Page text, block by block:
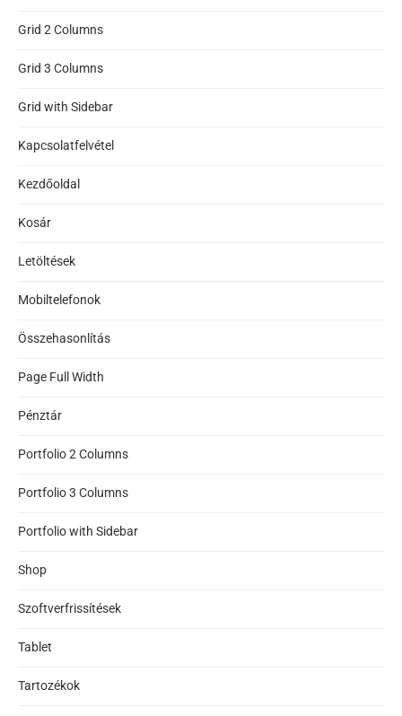
Grid 2 Columns
Grid 3 Columns
Grid with Sidebar
Kapcsolatfelvétel
Kezdőoldal
Kosár
Letöltések
Mobiltelefonok
Összehasonlítás
Page Full Width
Pénztár
Portfolio 2 Columns
Portfolio 3 Columns
Portfolio with Sidebar
Shop
Szoftverfrissítések
Tablet
Tartozékok